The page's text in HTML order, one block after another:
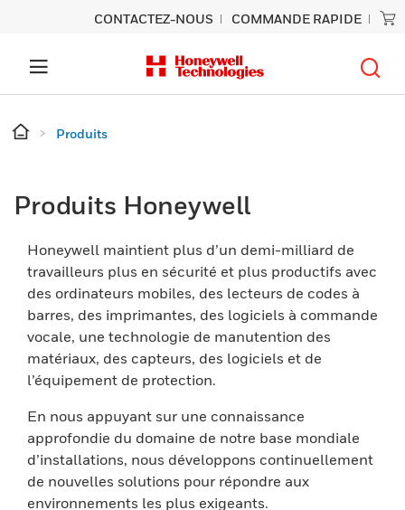
CONTACTEZ-NOUS COMMANDE RAPIDE
Produits
Produits Honeywell
Honeywell maintient plus d’un demi-milliard de
travailleurs plus en sécurité et plus productifs avec
des ordinateurs mobiles, des lecteurs de codes à
barres, des imprimantes, des logiciels à commande
vocale, une technologie de manutention des
matériaux, des capteurs, des logiciels et de
l’équipement de protection.
En nous appuyant sur une connaissance
approfondie du domaine de notre base mondiale
d’installations, nous développons continuellement
de nouvelles solutions pour répondre aux
environnements les plus exigeants.